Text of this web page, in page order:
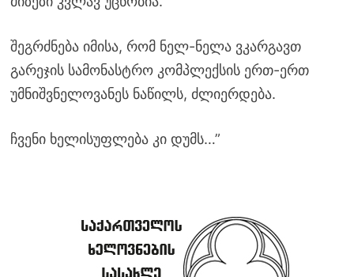
შეგრძნება იმისა, რომ ნელ-ნელა ვკარგავთ
გარეჯის სამონასტრო კომპლექსის ერთ-ერთ
უმნიშვნელოვანეს ნაწილს, ძლიერდება.
ჩვენი ხელისუფლება კი დუმს…”